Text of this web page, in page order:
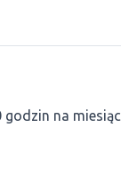
godzin na miesiąc